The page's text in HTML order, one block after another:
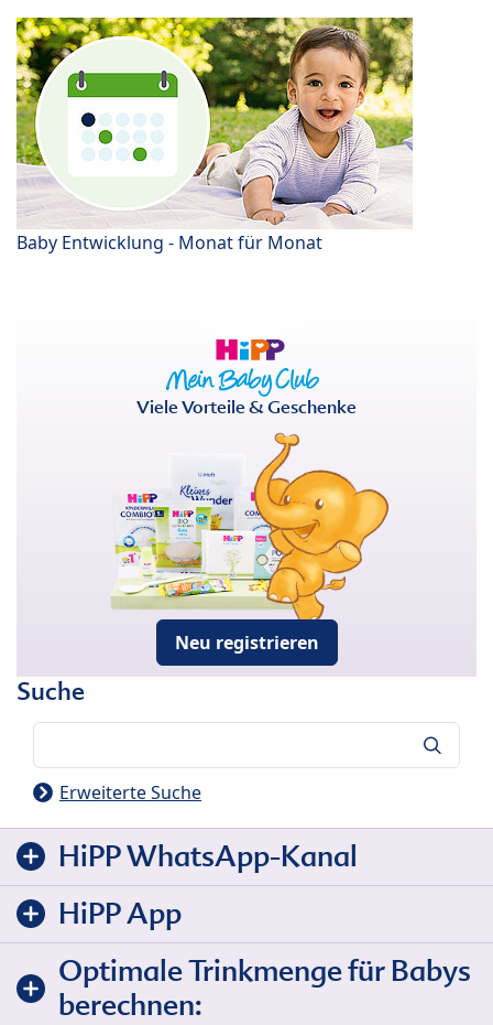
Baby Entwicklung - Monat für Monat
Viele Vorteile & Geschenke
Neu registrieren
Suche
Erweiterte Suche
HiPP WhatsApp-Kanal
HiPP App
Optimale Trinkmenge für Babys
berechnen: